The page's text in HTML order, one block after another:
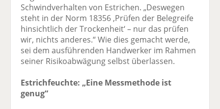
Schwindverhalten von Estrichen. „Deswegen
steht in der Norm 18356 ,Prüfen der Belegreife
hinsichtlich der Trockenheit‘ – nur das prüfen
wir, nichts anderes.“ Wie dies gemacht werde,
sei dem ausführenden Handwerker im Rahmen
seiner Risikoabwägung selbst überlassen.
Estrichfeuchte: „Eine Messmethode ist
genug“